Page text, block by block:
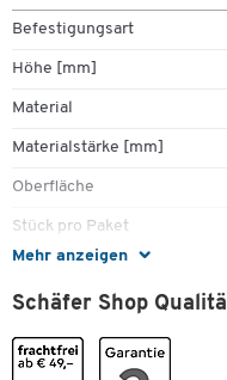
Mehr anzeigen
Befestigungsart
Höhe [mm]
Material
Materialstärke [mm]
Oberfläche
Stück pro Paket
Tiefe [mm]
Typ
Farben
Schäfer Shop